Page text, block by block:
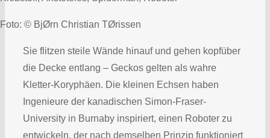
Foto: © BjØrn Christian TØrissen
Sie flitzen steile Wände hinauf und gehen kopfüber
die Decke entlang – Geckos gelten als wahre
Kletter-Koryphäen. Die kleinen Echsen haben
Ingenieure der kanadischen Simon-Fraser-
University in Burnaby inspiriert, einen Roboter zu
entwickeln, der nach demselben Prinzip funktioniert